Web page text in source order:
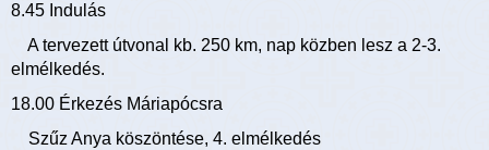
8.45 Indulás
A tervezett útvonal kb. 250 km, nap közben lesz a 2-3.
elmélkedés.
18.00 Érkezés Máriapócsra
Szűz Anya köszöntése, 4. elmélkedés